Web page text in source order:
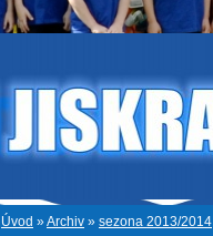
Úvod »Archiv » sezona 2013/2014